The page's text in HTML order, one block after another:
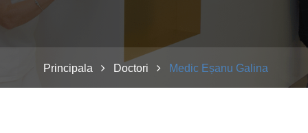
Principala Doctori Medic Eșanu Galina